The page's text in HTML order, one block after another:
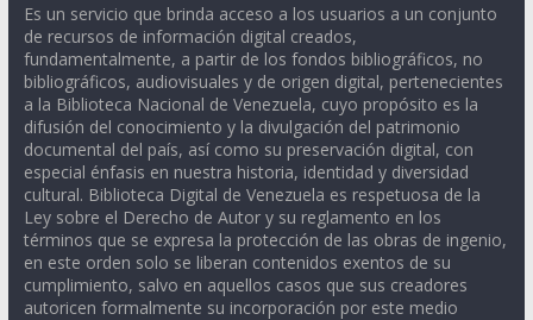
Es un servicio que brinda acceso a los usuarios a un conjunto
de recursos de información digital creados,
fundamentalmente, a partir de los fondos bibliográficos, no
bibliográficos, audiovisuales y de origen digital, pertenecientes
a la Biblioteca Nacional de Venezuela, cuyo propósito es la
difusión del conocimiento y la divulgación del patrimonio
documental del país, así como su preservación digital, con
especial énfasis en nuestra historia, identidad y diversidad
cultural. Biblioteca Digital de Venezuela es respetuosa de la
Ley sobre el Derecho de Autor y su reglamento en los
términos que se expresa la protección de las obras de ingenio,
en este orden solo se liberan contenidos exentos de su
cumplimiento, salvo en aquellos casos que sus creadores
autoricen formalmente su incorporación por este medio